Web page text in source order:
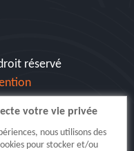
réservé
000 30votre vie privée
nous utilisons des
pour stocker et/ou